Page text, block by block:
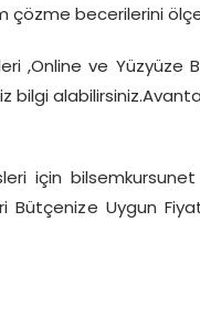
çözme becerilerini
,Online ve Yüzyüze
için
Bütçenize Uygun